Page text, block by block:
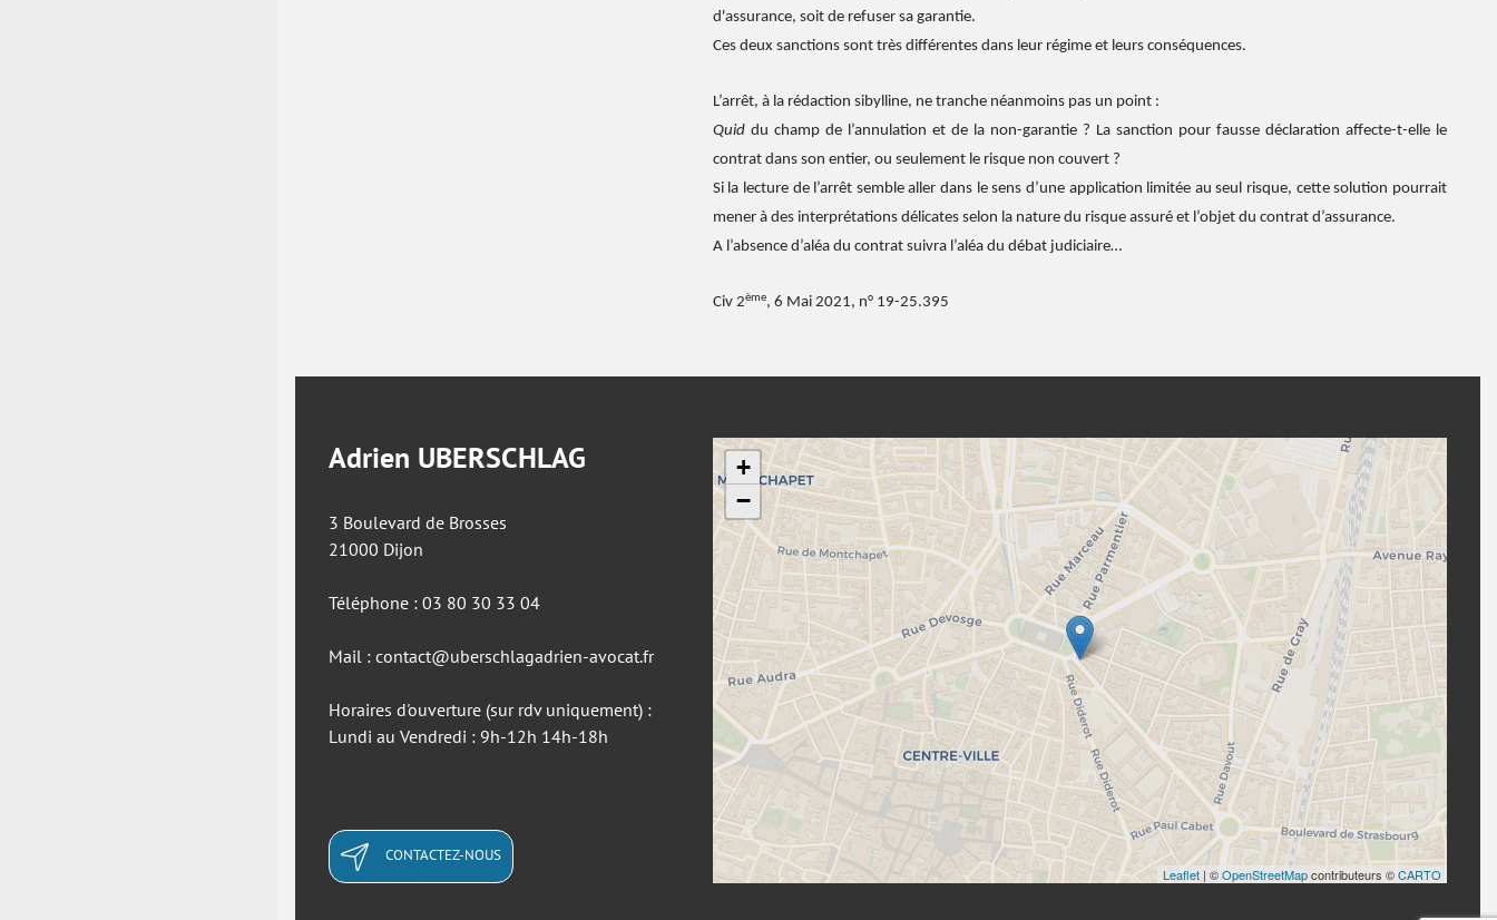
d'assurance, soit de refuser sa garantie.
Ces deux sanctions sont très différentes dans leur régime et leurs conséquences.
L’arrêt, à la rédaction sibylline, ne tranche néanmoins pas un point :
Quiddu champ de l’annulation et de la non-garantie ? La sanction pour fausse déclaration affecte-t-elle le
contrat dans son entier, ou seulement le risque non couvert ?
Si la lecture de l’arrêt semble aller dans le sens d’une application limitée au seul risque, cette solution pourrait
mener à des interprétations délicates selon la nature du risque assuré et l’objet du contrat d’assurance.
A l’absence d’aléa du contrat suivra l’aléa du débat judiciaire…
Civ 2ème, 6 Mai 2021, n° 19-25.395
Adrien UBERSCHLAG
3 Boulevard de Brosses
21000 Dijon
Téléphone : 03 80 30 33 04
Mail : contact@uberschlagadrien-avocat.fr
Horaires d'ouverture (sur rdv uniquement) :
Lundi au Vendredi : 9h-12h 14h-18h
CONTACTEZ-NOUS
+
−
Leaflet| ©OpenStreetMapcontributeurs ©CARTO